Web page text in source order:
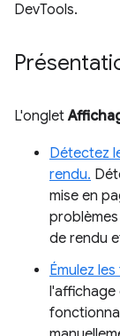
DevTools.
L'onglet
Détectez
rendu.
mise en
de rendu
Émulez
l'affichage